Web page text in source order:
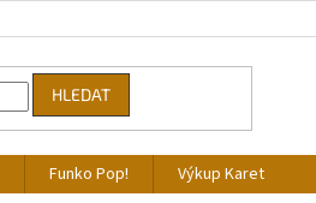
HLEDAT
Funko Pop!
Výkup Karet